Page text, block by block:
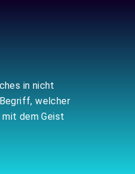
in nicht
welcher
dem Geist